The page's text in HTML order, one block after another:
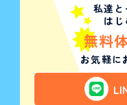
私達
は
無料
お気軽に